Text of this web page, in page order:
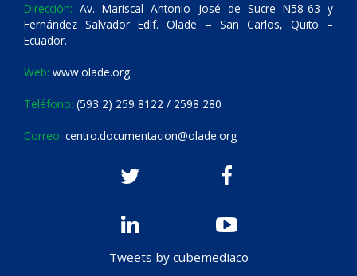
Dirección: Av. Mariscal Antonio José de Sucre N58-63 y
Fernández Salvador Edif. Olade – San Carlos, Quito –
Ecuador.
Web: www.olade.org
Teléfono: (593 2) 259 8122 / 2598 280
Correo: centro.documentacion@olade.org
Tweets by cubemediaco